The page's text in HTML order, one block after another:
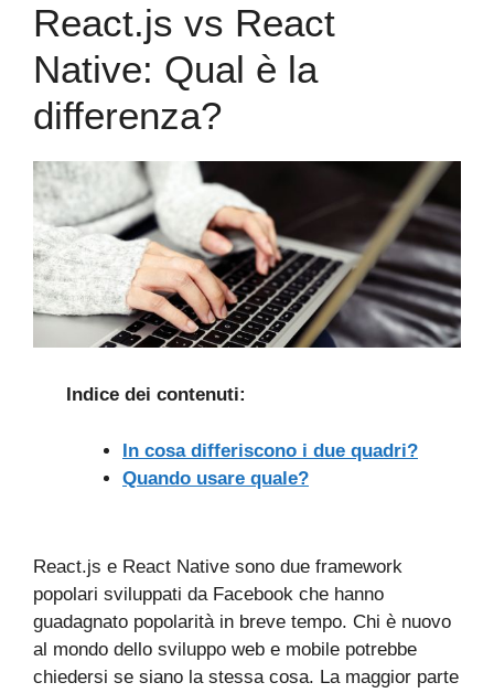
React.js vs React
Native: Qual è la
differenza?
Indice dei contenuti:
In cosa differiscono i due quadri?
Quando usare quale?
React.js e React Native sono due framework
popolari sviluppati da Facebook che hanno
guadagnato popolarità in breve tempo. Chi è nuovo
al mondo dello sviluppo web e mobile potrebbe
chiedersi se siano la stessa cosa. La maggior parte